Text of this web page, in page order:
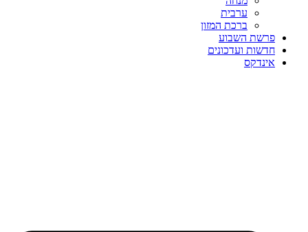
ערבית
ברכת המזון
פרשת השבוע
חדשות ועדכונים
אינדקס